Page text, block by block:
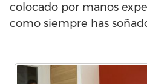
colocado por manos
como siempre has